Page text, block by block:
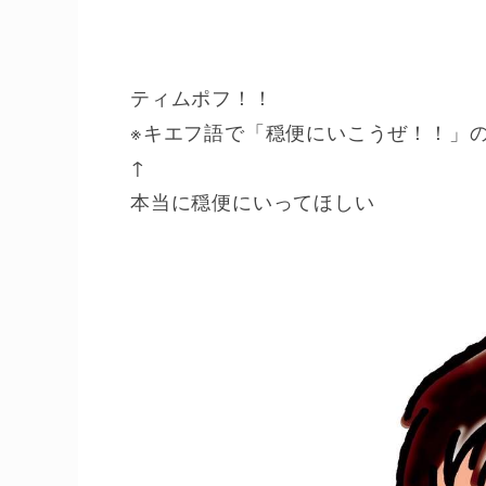
ティムポフ！！
※キエフ語で「穏便にいこうぜ！！」
↑
本当に穏便にいってほしい